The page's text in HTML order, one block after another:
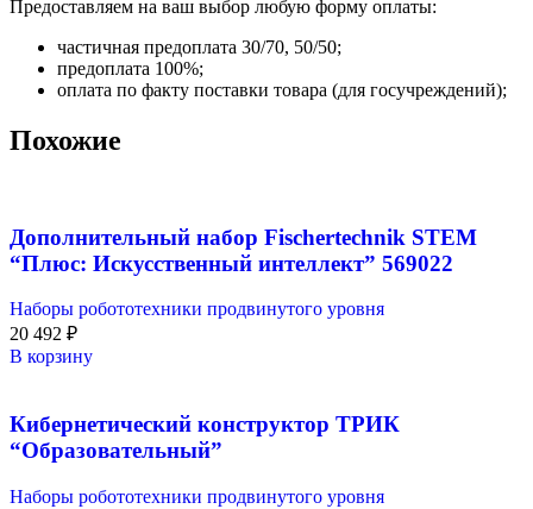
Предоставляем на ваш выбор любую форму оплаты:
частичная предоплата 30/70, 50/50;
предоплата 100%;
оплата по факту поставки товара (для госучреждений);
Похожие
Дополнительный набор Fischertechnik STEM
“Плюс: Искусственный интеллект” 569022
Наборы робототехники продвинутого уровня
20 492 ₽
В корзину
Кибернетический конструктор ТРИК
“Образовательный”
Наборы робототехники продвинутого уровня